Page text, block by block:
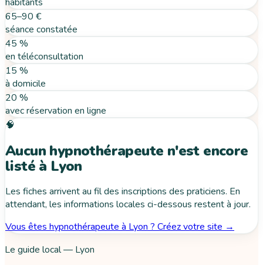
65–90 €
séance constatée
45 %
en téléconsultation
15 %
à domicile
20 %
avec réservation en ligne
🧠
Aucun hypnothérapeute n'est encore
listé à Lyon
Les fiches arrivent au fil des inscriptions des praticiens. En
attendant, les informations locales ci-dessous restent à jour.
Vous êtes hypnothérapeute à Lyon ? Créez votre site →
Le guide local — Lyon